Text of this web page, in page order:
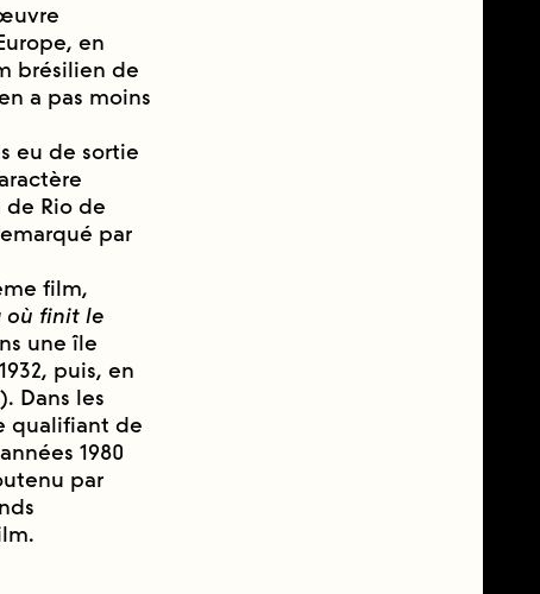
en
brésilien de
a pas moins
eu de sortie
Rio de
par
film,
où finit le
une île
puis, en
Dans les
qualifiant de
1980
par